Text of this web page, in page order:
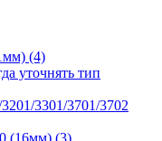
(4)
уточнять тип
3301/3701/3702
(16мм) (3)